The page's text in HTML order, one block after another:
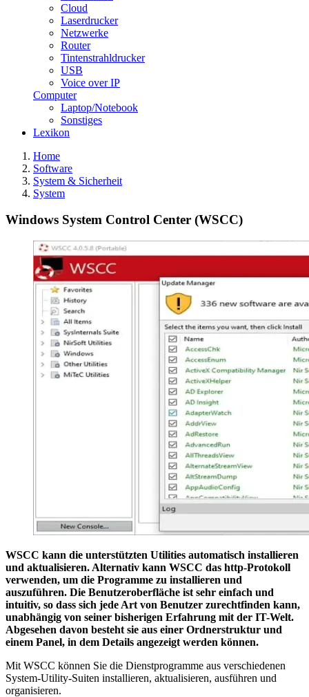
Cloud
Laserdrucker
Netzwerke
Router
Tintenstrahldrucker
USB
Voice over IP
Computer
Laptop/Notebook
Sonstiges
Lexikon
Home
Software
System & Sicherheit
System
Windows System Control Center (WSCC)
WSCC kann die unterstützten Utilities automatisch installieren
und aktualisieren. Alternativ kann WSCC das http-Protokoll
verwenden, um die Programme zu installieren und
auszuführen. Die Benutzeroberfläche ist sehr einfach und
intuitiv, so dass sich jede Art von Benutzer zurechtfinden kann,
unabhängig von seiner bisherigen Erfahrung mit der IT-Welt.
Abgesehen davon besteht sie aus einer Ordnerstruktur und
einem Panel, in dem Details angezeigt werden können.
Mit WSCC können Sie die Dienstprogramme aus verschiedenen
System-Utility-Suiten installieren, aktualisieren, ausführen und
organisieren.